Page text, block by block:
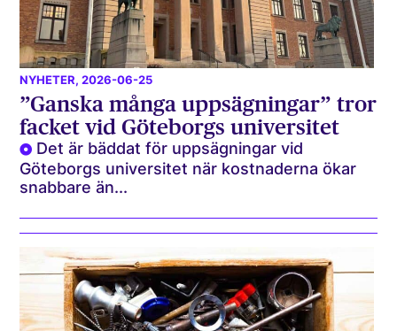
NYHETER, 2026-06-25
”Ganska många uppsägningar” tror
facket vid Göteborgs universitet
Det är bäddat för uppsägningar vid
Göteborgs universitet när kostnaderna ökar
snabbare än...